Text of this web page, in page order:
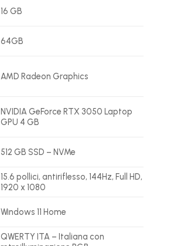
16 GB
64GB
AMD Radeon Graphics
NVIDIA GeForce RTX 3050 Laptop
GPU 4 GB
512 GB SSD – NVMe
15.6 pollici, antiriflesso, 144Hz, Full HD,
1920 x 1080
Windows 11 Home
QWERTY ITA – Italiana con